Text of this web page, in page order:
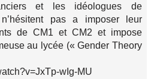
et les idéologues de
n’hésitent pas a imposer leur
de CM1 et CM2 et impose
au lycée (« Gender Theory
wIg-MU